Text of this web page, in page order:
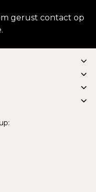
gerust contact op